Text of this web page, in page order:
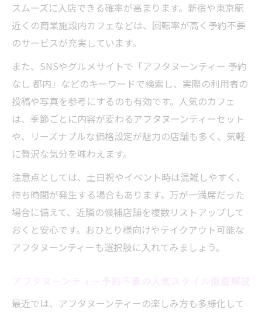
スムーズに入店できる確率が高まります。新宿や東京駅
近くの商業施設内カフェなどは、回転率が高く予約不要
のサービスが充実しています。
また、SNSやグルメサイトで「アフタヌーンティー 予約
なし 都内」などのキーワードで検索し、実際の利用者の
投稿や写真を参考にするのも有効です。人気のカフェ
は、季節ごとに内容が変わるアフタヌーンティーセット
や、リーズナブルな価格設定が魅力の店舗も多く、気軽
に贅沢な気分を味わえます。
注意点としては、土日祝やイベント時は混雑しやすく、
待ち時間が発生する場合もあります。万が一満席だった
場合に備えて、近隣の候補店舗を複数リストアップして
おくと安心です。おひとり様向けやテイクアウト可能な
アフタヌーンティーも選択肢に入れてみましょう。
最近では、アフタヌーンティーの楽しみ方も多様化して